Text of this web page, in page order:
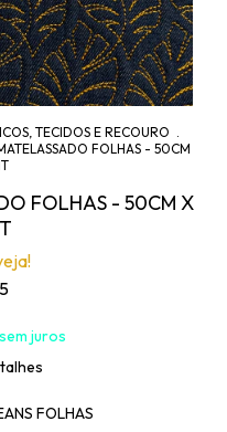
TECIDOS E RECOURO .
FOLHAS - 50CM
FOLHAS - 50CM X
sem juros
FOLHAS